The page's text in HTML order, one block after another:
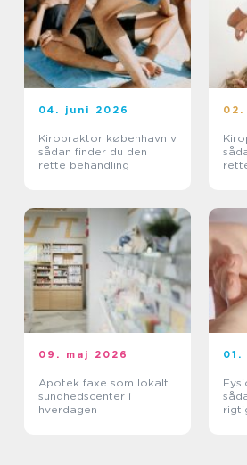
04. juni 2026
Kiropraktor københavn v
sådan finder du den
rette behandling
09. maj 2026
Apotek faxe som lokalt
sundhedscenter i
hverdagen
01.